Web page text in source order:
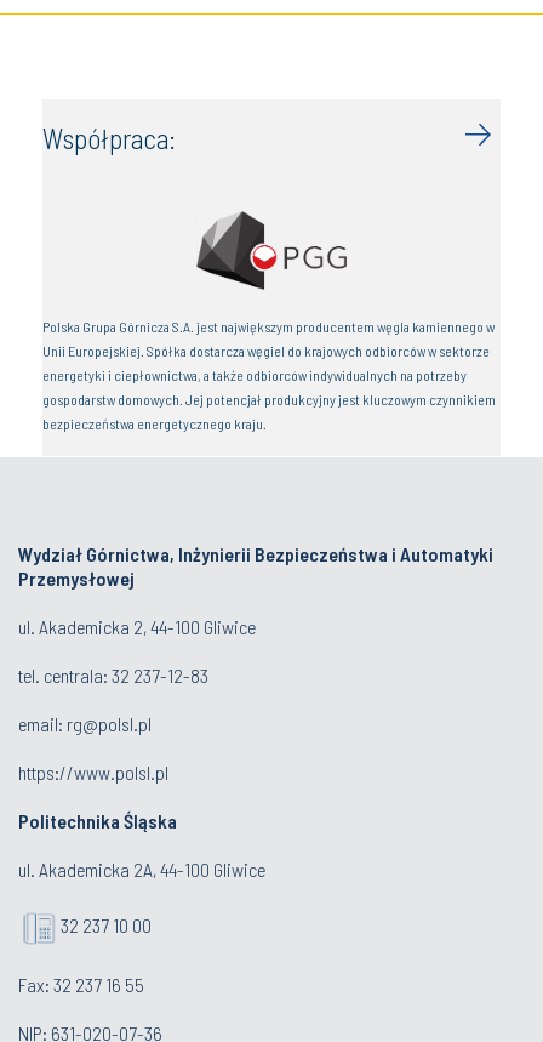
Współpraca:
Polska Grupa Górnicza S.A. jest największym producentem węgla kamiennego w
Unii Europejskiej. Spółka dostarcza węgiel do krajowych odbiorców w sektorze
energetyki i ciepłownictwa, a także odbiorców indywidualnych na potrzeby
gospodarstw domowych. Jej potencjał produkcyjny jest kluczowym czynnikiem
bezpieczeństwa energetycznego kraju.
Wydział Górnictwa, Inżynierii Bezpieczeństwa i Automatyki
Przemysłowej
ul. Akademicka 2, 44-100 Gliwice
tel. centrala: 32 237-12-83
email: rg@polsl.pl
https://www.polsl.pl
Politechnika Śląska
ul. Akademicka 2A, 44-100 Gliwice
32 237 10 00
Fax: 32 237 16 55
NIP: 631-020-07-36